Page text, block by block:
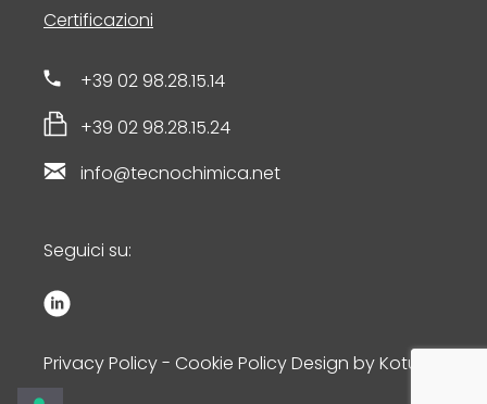
Certificazioni
+39 02 98.28.15.14
+39 02 98.28.15.24
info@tecnochimica.net
Seguici su:
Privacy Policy- Cookie PolicyDesign byKotuko